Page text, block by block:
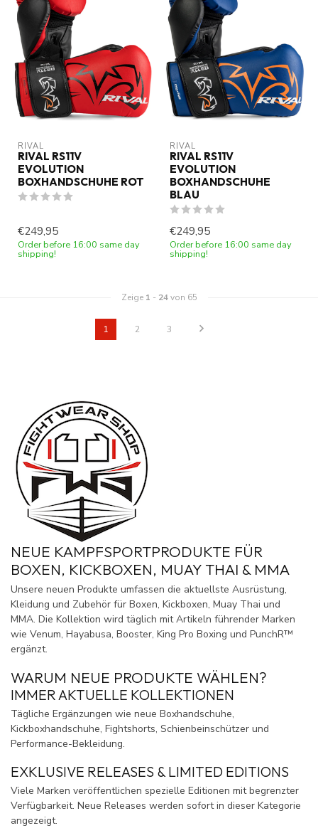
RIVAL
RIVAL RS11V
EVOLUTION
BOXHANDSCHUHE ROT
€249,95
Order before 16:00 same day
shipping!
RIVAL
RIVAL RS11V
EVOLUTION
BOXHANDSCHUHE
BLAU
€249,95
Order before 16:00 same day
shipping!
Zeige 1 - 24von 65
1 2 3
NEUE KAMPFSPORTPRODUKTE FÜR
BOXEN, KICKBOXEN, MUAY THAI & MMA
Unsere neuen Produkte umfassen die aktuellste Ausrüstung,
Kleidung und Zubehör für Boxen, Kickboxen, Muay Thai und
MMA. Die Kollektion wird täglich mit Artikeln führender Marken
wie Venum, Hayabusa, Booster, King Pro Boxing und PunchR™
ergänzt.
WARUM NEUE PRODUKTE WÄHLEN?
IMMER AKTUELLE KOLLEKTIONEN
Tägliche Ergänzungen wie neue Boxhandschuhe,
Kickboxhandschuhe, Fightshorts, Schienbeinschützer und
Performance-Bekleidung.
EXKLUSIVE RELEASES & LIMITED EDITIONS
Viele Marken veröffentlichen spezielle Editionen mit begrenzter
Verfügbarkeit. Neue Releases werden sofort in dieser Kategorie
angezeigt.